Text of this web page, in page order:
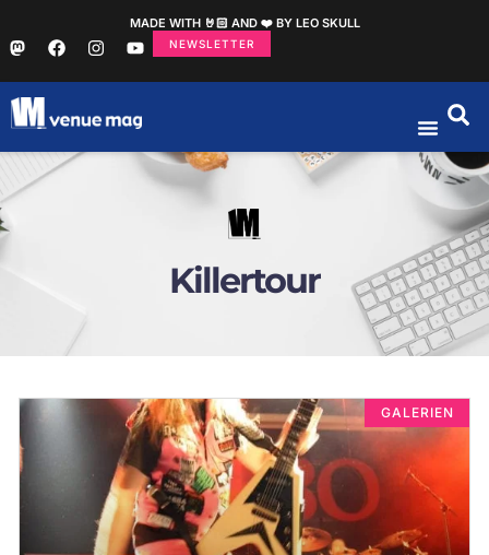
MADE WITH 🤘🏻 AND ❤️ BY LEO SKULL
NEWSLETTER
Killertour
GALERIEN